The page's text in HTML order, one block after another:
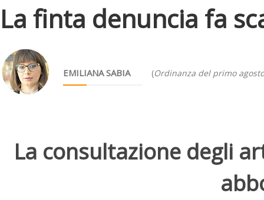
La finta denuncia fa
EMILIANA SABIA (Ordinanza del primo agosto
La consultazione degli